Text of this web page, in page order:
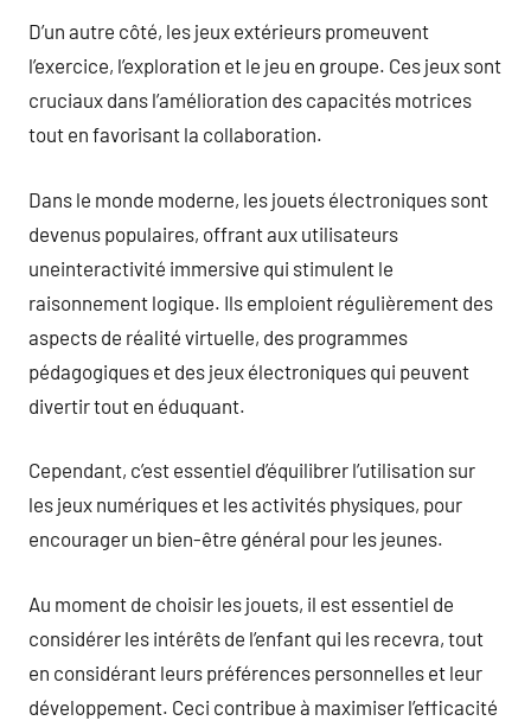
D’un autre côté, les jeux extérieurs promeuvent
l’exercice, l’exploration et le jeu en groupe. Ces jeux sont
cruciaux dans l’amélioration des capacités motrices
tout en favorisant la collaboration.
Dans le monde moderne, les jouets électroniques sont
devenus populaires, offrant aux utilisateurs
uneinteractivité immersive qui stimulent le
raisonnement logique. Ils emploient régulièrement des
aspects de réalité virtuelle, des programmes
pédagogiques et des jeux électroniques qui peuvent
divertir tout en éduquant.
Cependant, c’est essentiel d’équilibrer l’utilisation sur
les jeux numériques et les activités physiques, pour
encourager un bien-être général pour les jeunes.
Au moment de choisir les jouets, il est essentiel de
considérer les intérêts de l’enfant qui les recevra, tout
en considérant leurs préférences personnelles et leur
développement. Ceci contribue à maximiser l’efficacité